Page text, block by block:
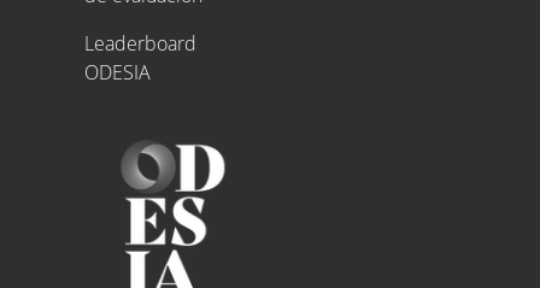
Leaderboard
ODESIA